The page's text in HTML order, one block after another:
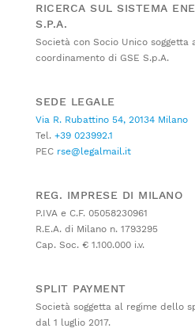
RICERCA SUL SISTEMA
S.P.A.
Società con Socio Unico soggetta
coordinamento di GSE S.p.A.
SEDE LEGALE
Via R. Rubattino 54, 20134 Milano
Tel. +39 023992.1
PEC rse@legalmail.it
REG. IMPRESE DI MILANO
P.IVA e C.F. 05058230961
R.E.A. di Milano n. 1793295
Cap. Soc. € 1.100.000 i.v.
SPLIT PAYMENT
Società soggetta al regime dello
dal 1 luglio 2017.